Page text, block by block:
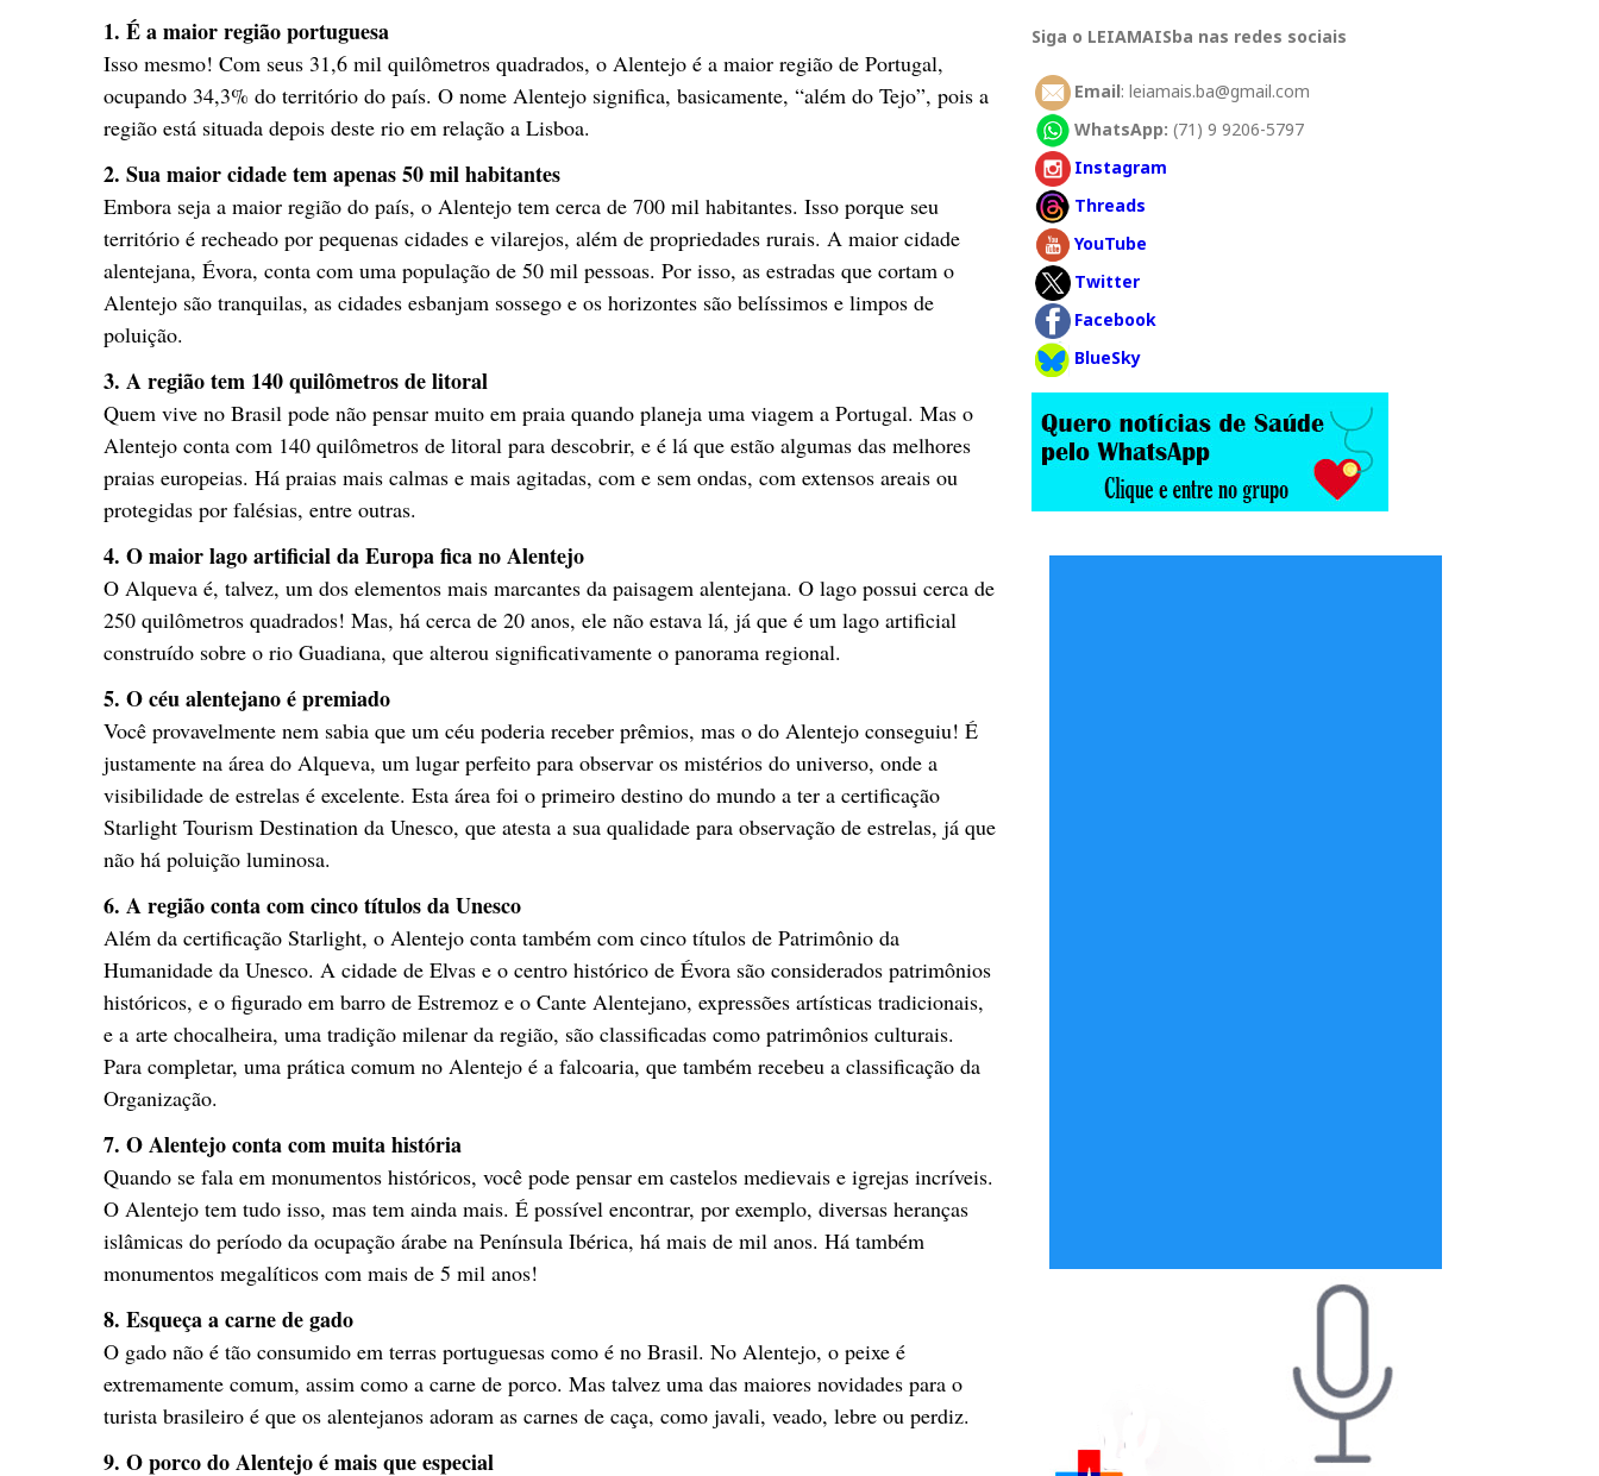
1. É a maior região portuguesa
Isso mesmo! Com seus 31,6 mil quilômetros quadrados, o Alentejo é a maior região de Portugal,
ocupando 34,3% do território do país. O nome Alentejo significa, basicamente, “além do Tejo”, pois a
região está situada depois deste rio em relação a Lisboa.
2. Sua maior cidade tem apenas 50 mil habitantes
Embora seja a maior região do país, o Alentejo tem cerca de 700 mil habitantes. Isso porque seu
território é recheado por pequenas cidades e vilarejos, além de propriedades rurais. A maior cidade
alentejana, Évora, conta com uma população de 50 mil pessoas. Por isso, as estradas que cortam o
Alentejo são tranquilas, as cidades esbanjam sossego e os horizontes são belíssimos e limpos de
poluição.
3. A região tem 140 quilômetros de litoral
Quem vive no Brasil pode não pensar muito em praia quando planeja uma viagem a Portugal. Mas o
Alentejo conta com 140 quilômetros de litoral para descobrir, e é lá que estão algumas das melhores
praias europeias. Há praias mais calmas e mais agitadas, com e sem ondas, com extensos areais ou
protegidas por falésias, entre outras.
4. O maior lago artificial da Europa fica no Alentejo
O Alqueva é, talvez, um dos elementos mais marcantes da paisagem alentejana. O lago possui cerca de
250 quilômetros quadrados! Mas, há cerca de 20 anos, ele não estava lá, já que é um lago artificial
construído sobre o rio Guadiana, que alterou significativamente o panorama regional.
5. O céu alentejano é premiado
Você provavelmente nem sabia que um céu poderia receber prêmios, mas o do Alentejo conseguiu! É
justamente na área do Alqueva, um lugar perfeito para observar os mistérios do universo, onde a
visibilidade de estrelas é excelente. Esta área foi o primeiro destino do mundo a ter a certificação
Starlight Tourism Destination da Unesco, que atesta a sua qualidade para observação de estrelas, já que
não há poluição luminosa.
6. A região conta com cinco títulos da Unesco
Além da certificação Starlight, o Alentejo conta também com cinco títulos de Patrimônio da
Humanidade da Unesco. A cidade de Elvas e o centro histórico de Évora são considerados patrimônios
históricos, e o figurado em barro de Estremoz e o Cante Alentejano, expressões artísticas tradicionais,
e a arte chocalheira, uma tradição milenar da região, são classificadas como patrimônios culturais.
Para completar, uma prática comum no Alentejo é a falcoaria, que também recebeu a classificação da
Organização.
7. O Alentejo conta com muita história
Quando se fala em monumentos históricos, você pode pensar em castelos medievais e igrejas incríveis.
O Alentejo tem tudo isso, mas tem ainda mais. É possível encontrar, por exemplo, diversas heranças
islâmicas do período da ocupação árabe na Península Ibérica, há mais de mil anos. Há também
monumentos megalíticos com mais de 5 mil anos!
8. Esqueça a carne de gado
O gado não é tão consumido em terras portuguesas como é no Brasil. No Alentejo, o peixe é
extremamente comum, assim como a carne de porco. Mas talvez uma das maiores novidades para o
turista brasileiro é que os alentejanos adoram as carnes de caça, como javali, veado, lebre ou perdiz.
9. O porco do Alentejo é mais que especial
Siga o LEIAMAISba nas redes sociais
Email: leiamais.ba@gmail.com
WhatsApp: (71) 9 9206-5797
Instagram
Threads
YouTube
Twitter
Facebook
BlueSky